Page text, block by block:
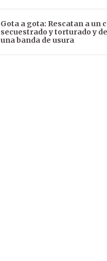
Gota a gota: Rescatan a un
secuestrado y torturado y
una banda de usura